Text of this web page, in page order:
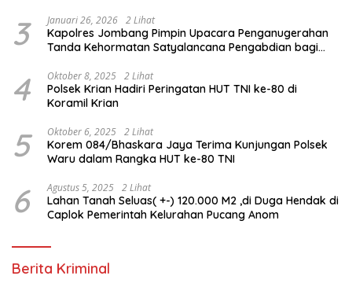
3 Januari 26, 2026 2 Lihat
Kapolres Jombang Pimpin Upacara Penganugerahan
Tanda Kehormatan Satyalancana Pengabdian bagi
4 Oktober 8, 2025 2 Lihat
Polsek Krian Hadiri Peringatan HUT TNI ke-80 di
Koramil Krian
5 Oktober 6, 2025 2 Lihat
Korem 084/Bhaskara Jaya Terima Kunjungan Polsek
6 Agustus 5, 2025 2 Lihat
Lahan Tanah Seluas( +-) 120.000 M2 ,di Duga Hendak di
Caplok Pemerintah Kelurahan Pucang Anom
Berita Kriminal